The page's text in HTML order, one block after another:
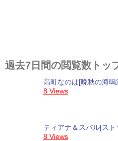
過去7日間の閲覧数トッ
高町なのは[晩秋の海
8 Views
ティアナ＆スバル[ス
8 Views